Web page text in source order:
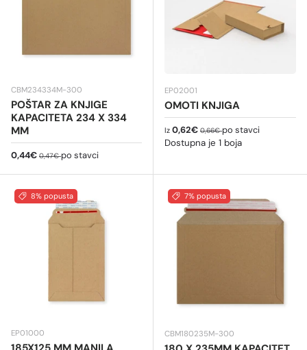
CBM234334M-300
POŠTAR ZA KNJIGE
KAPACITETA 234 X 334
MM
Cijena na sniženju
0,44€ Redovna cijena
0,47€po stavci
EP02001
OMOTI KNJIGA
Cijena na sniženju
Iz 0,62€ Redovna cijena
0,66€po stavci
Dostupna je 1 boja
8% popusta
EP01000
7% popusta
CBM180235M-300